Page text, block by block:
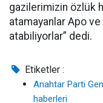
gazilerimizin özlük
atamayanlar Apo
atabiliyorlar” dedi.
Etiketler :
Anahtar Parti
haberleri